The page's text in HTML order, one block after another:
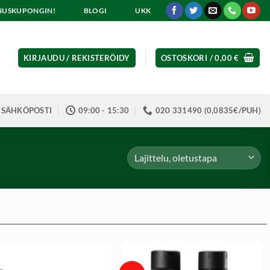
BLOGI UKK
KIRJAUDU / REKISTERÖIDY OSTOSKORI /0,00€
SÄHKÖPOSTI 09:00 - 15:30 020 331490 (0,0835€/PUH)